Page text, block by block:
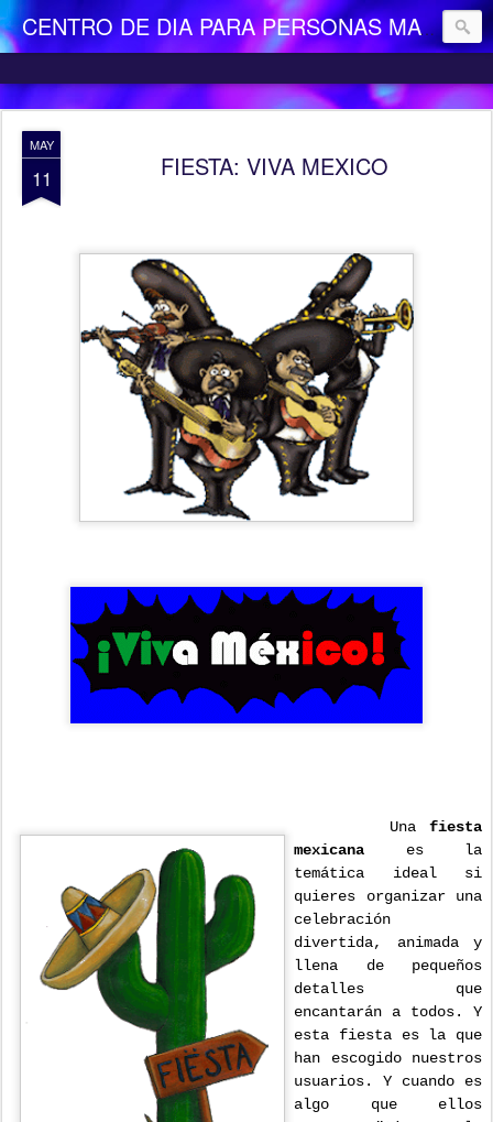
CENTRO DE DIA PARA PERSONAS MAYORES DEPENDIENTES "LA CAMOCHA"
MAY
11 FIESTA: VIVA MEXICO
Una fiesta
mexicana es la
temática ideal si
quieres organizar una
celebración
divertida, animada y
llena de pequeños
detalles que
encantarán a todos. Y
esta fiesta es la que
han escogido nuestros
usuarios. Y cuando es
algo que ellos